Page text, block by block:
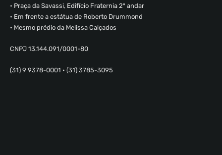
• Praça da Savassi, Edifício Fraternia 2º andar
• Em frente a estátua de Roberto Drummond
• Mesmo prédio da Melissa Calçados
CNPJ 13.144.091/0001-80
(31) 9 9378-0001 • (31) 3785-3095